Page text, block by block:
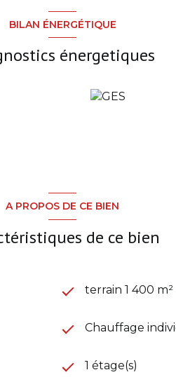
BILAN ÉNERGÉTIQUE
énergetiques
A PROPOS DE CE BIEN
de ce bien
terrain 1 400 m²
Chauffage
1 étage(s)